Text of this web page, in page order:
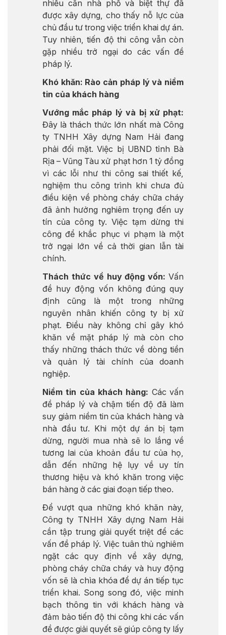
nhiều căn nhà phố và biệt thự đã
được xây dựng, cho thấy nỗ lực của
chủ đầu tư trong việc triển khai dự án.
Tuy nhiên, tiến độ thi công vẫn còn
gặp nhiều trở ngại do các vấn đề
pháp lý.
Khó khăn: Rào cản pháp lý và niềm
tin của khách hàng
Vướng mắc pháp lý và bị xử phạt:
Đây là thách thức lớn nhất mà Công
ty TNHH Xây dựng Nam Hải đang
phải đối mặt. Việc bị UBND tỉnh Bà
Rịa – Vũng Tàu xử phạt hơn 1 tỷ đồng
vì các lỗi như thi công sai thiết kế,
nghiệm thu công trình khi chưa đủ
điều kiện về phòng cháy chữa cháy
đã ảnh hưởng nghiêm trọng đến uy
tín của công ty. Việc tạm dừng thi
công để khắc phục vi phạm là một
trở ngại lớn về cả thời gian lẫn tài
chính.
Thách thức về huy động vốn: Vấn
đề huy động vốn không đúng quy
định cũng là một trong những
nguyên nhân khiến công ty bị xử
phạt. Điều này không chỉ gây khó
khăn về mặt pháp lý mà còn cho
thấy những thách thức về dòng tiền
và quản lý tài chính của doanh
nghiệp.
Niềm tin của khách hàng: Các vấn
đề pháp lý và chậm tiến độ đã làm
suy giảm niềm tin của khách hàng và
nhà đầu tư. Khi một dự án bị tạm
dừng, người mua nhà sẽ lo lắng về
tương lai của khoản đầu tư của họ,
dẫn đến những hệ lụy về uy tín
thương hiệu và khó khăn trong việc
bán hàng ở các giai đoạn tiếp theo.
Để vượt qua những khó khăn này,
Công ty TNHH Xây dựng Nam Hải
cần tập trung giải quyết triệt để các
vấn đề pháp lý. Việc tuân thủ nghiêm
ngặt các quy định về xây dựng,
phòng cháy chữa cháy và huy động
vốn sẽ là chìa khóa để dự án tiếp tục
triển khai. Song song đó, việc minh
bạch thông tin với khách hàng và
đảm bảo tiến độ thi công khi các vấn
đề được giải quyết sẽ giúp công ty lấy